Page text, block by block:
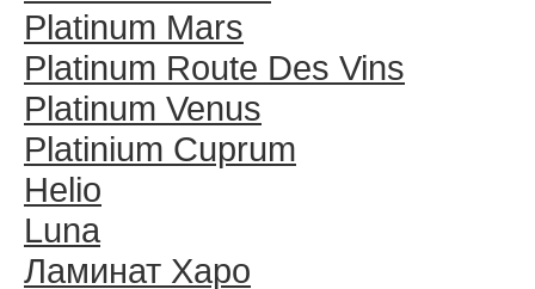
Platinum Mars
Platinum Route Des Vins
Platinum Venus
Platinium Cuprum
Helio
Luna
Ламинат Харо